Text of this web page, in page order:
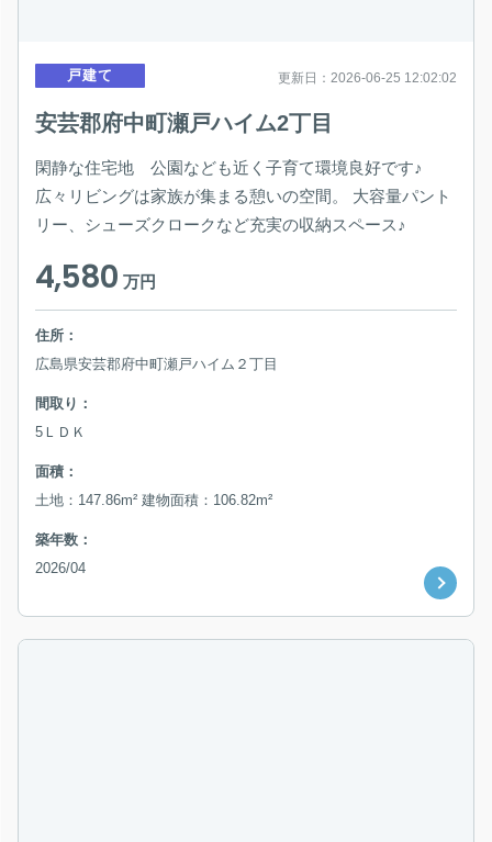
戸建て 更新日：2026-06-25 12:02:02
安芸郡府中町瀬戸ハイム2丁目
閑静な住宅地 公園なども近く子育て環境良好です♪
広々リビングは家族が集まる憩いの空間。 大容量パント
リー、シューズクロークなど充実の収納スペース♪
4,580万円
住所：
広島県安芸郡府中町瀬戸ハイム２丁目
間取り：
5ＬＤＫ
面積：
土地：147.86m² 建物面積：106.82m²
築年数：
2026/04